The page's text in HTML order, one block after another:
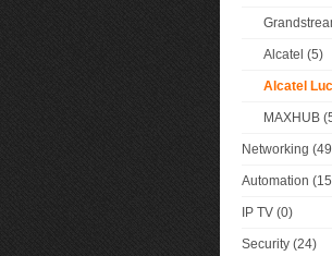
Alcatel (5)
Alcatel
MAXHUB
Networking
Automation
IP TV (0)
Security (24)